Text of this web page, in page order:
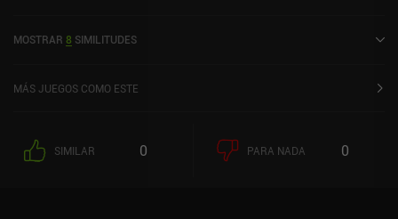
sobre 5,0 en la App Store de iOS.
MOSTRAR 8 SIMILITUDES
MÁS JUEGOS COMO ESTE
SIMILAR 0 PARA NADA 0